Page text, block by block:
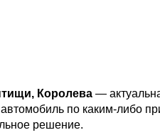
Королева —
по каким-либо
решение.